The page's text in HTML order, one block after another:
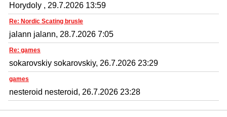
Horydoly , 29.7.2026 13:59
Re: Nordic Scating brusle
jalann jalann, 28.7.2026 7:05
Re: games
sokarovskiy sokarovskiy, 26.7.2026 23:29
games
nesteroid nesteroid, 26.7.2026 23:28